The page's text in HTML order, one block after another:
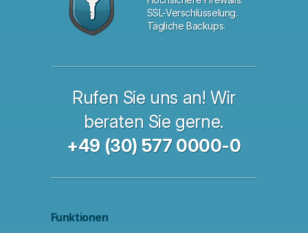
SSL-Verschlüsselung.
Tägliche Backups.
Rufen Sie uns an! Wir
beraten Sie gerne.
+49 (30) 577 0000-0
Funktionen